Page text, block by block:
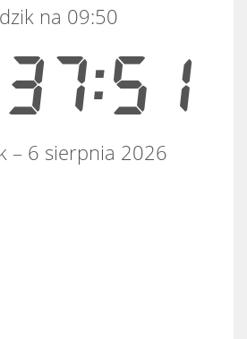
na 09:50
– 6 sierpnia 2026